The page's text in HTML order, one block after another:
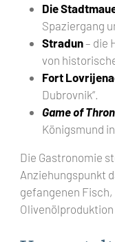
Die
Spaziergang
Stradun– die
von
Fort
Dubrovnik“.
Game of
Königsmund
Die Gastronomie
Anziehungspunkt
gefangenen